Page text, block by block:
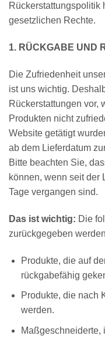
Rückerstattungspolitik
gesetzlichen Rechte.
1. RÜCKGABE UND
Die Zufriedenheit
ist uns wichtig.
Rückerstattungen vor,
Produkten nicht
Website getätigt
ab dem Lieferdatum
Bitte beachten Sie,
können, wenn seit der
Tage vergangen sind.
Das ist wichtig: Die
zurückgegeben
Produkte, die auf
rückgabefähig
Produkte, die nach
werden.
Maßgeschneiderte,